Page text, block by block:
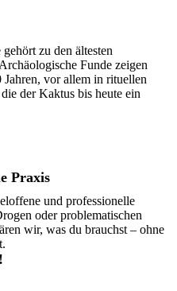
zu den ältesten
Funde zeigen
vor allem in rituellen
der Kaktus bis heute ein
Praxis
und professionelle
oder problematischen
wir, was du brauchst – ohne